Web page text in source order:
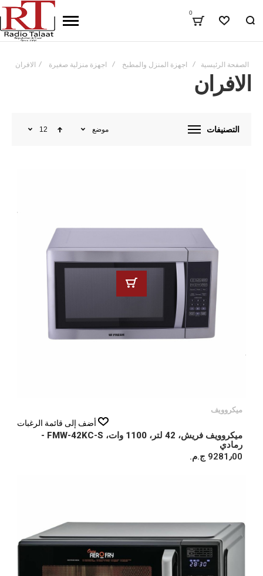
المفضلة
0
الصفحة الرئيسية اجهزة المنزل والمطبخ اجهزة منزلية صغيرة الافران
الافران
التصنيفات موضع 12
ميكروويف
أضف إلى قائمة الرغبات
ميكروويف فريش، 42 لتر، 1100 وات، FMW-42KC-S -
رمادي
9281٫00 ج.م.‏